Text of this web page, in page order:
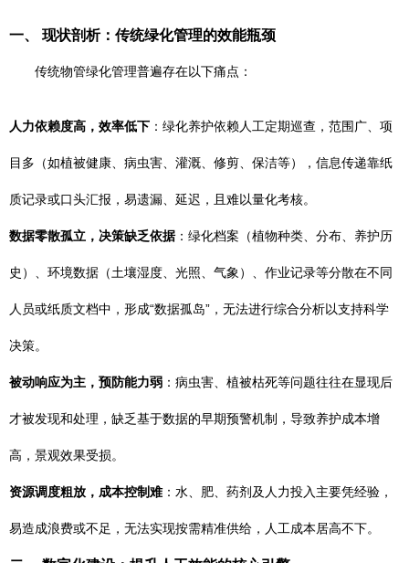
一、 现状剖析：传统绿化管理的效能瓶颈
传统物管绿化管理普遍存在以下痛点：
人力依赖度高，效率低下 ：绿化养护依赖人工定期巡查，范围广、项
目多（如植被健康、病虫害、灌溉、修剪、保洁等），信息传递靠纸
质记录或口头汇报，易遗漏、延迟，且难以量化考核。
数据零散孤立，决策缺乏依据：绿化档案（植物种类、分布、养护历
史）、环境数据（土壤湿度、光照、气象）、作业记录等分散在不同
人员或纸质文档中，形成“数据孤岛”，无法进行综合分析以支持科学
决策。
被动响应为主，预防能力弱 ：病虫害、植被枯死等问题往往在显现后
才被发现和处理，缺乏基于数据的早期预警机制，导致养护成本增
高，景观效果受损。
资源调度粗放，成本控制难：水、肥、药剂及人力投入主要凭经验，
易造成浪费或不足，无法实现按需精准供给，人工成本居高不下。